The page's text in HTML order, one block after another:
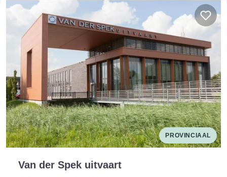
PROVINCIAAL
Van der Spek uitvaart